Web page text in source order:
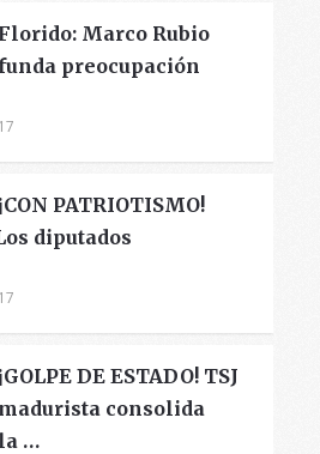
Florido: Marco Rubio
preocupación
¡CON PATRIOTISMO!
diputados
¡GOLPE DE ESTADO! TSJ
madurista consolida
la …